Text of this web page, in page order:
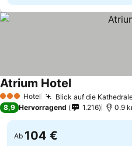
3 SterneHotel Blick auf die
Atrium Hotel
8,9 Hervorragend 1.216 0.9
Ab 104 €